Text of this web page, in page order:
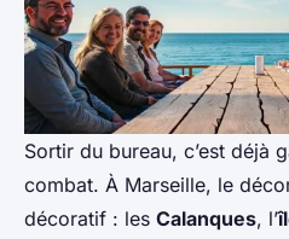
Sortir du bureau, c’est déjà
combat. À Marseille, le
décoratif : les Calanques, l’